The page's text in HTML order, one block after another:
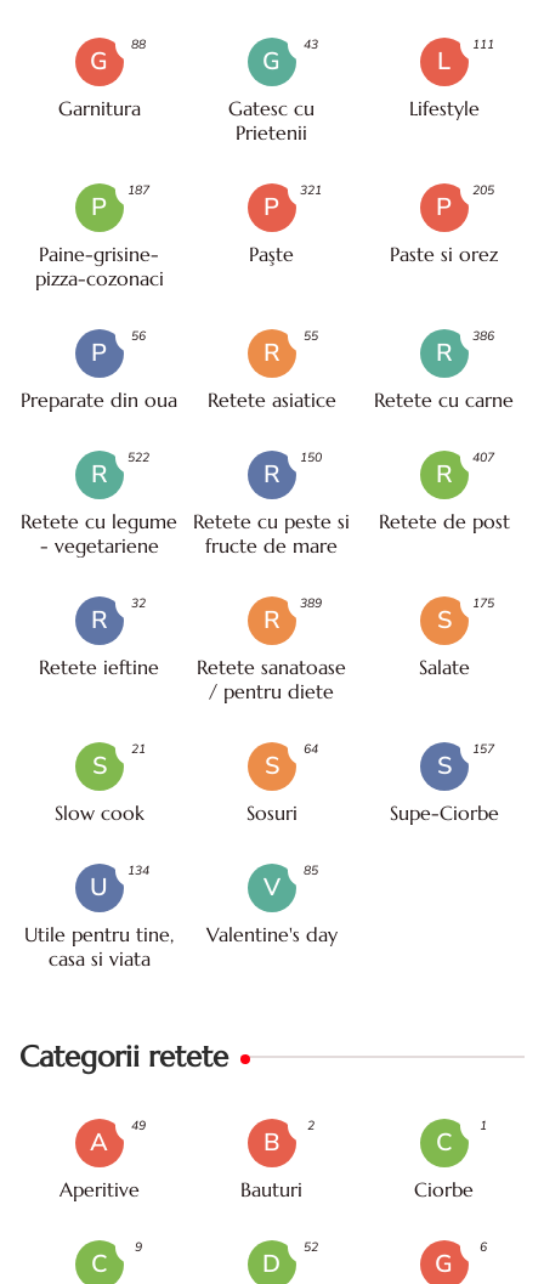
G
Garnitura
88
G
Gatesc cu
Prietenii
43
L
Lifestyle
111
P
Paine-grisine-
pizza-cozonaci
187
P
Paşte
321
P
Paste si orez
205
P
Preparate din oua
56
R
Retete asiatice
55
R
Retete cu carne
386
R
Retete cu legume
- vegetariene
522
R
Retete cu peste si
fructe de mare
150
R
Retete de post
407
R
Retete ieftine
32
R
Retete sanatoase
/ pentru diete
389
S
Salate
175
S
Slow cook
21
S
Sosuri
64
S
Supe-Ciorbe
157
U
Utile pentru tine,
casa si viata
134
V
Valentine's day
85
Categorii retete
A
Aperitive
49
B
Bauturi
2
C
Ciorbe
1
C
9
D
52
G
6